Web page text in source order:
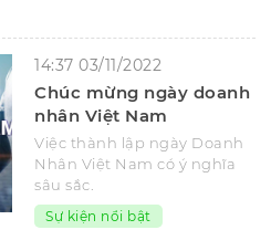
14:37 03/11/2022
Chúc mừng ngày doanh
nhân Việt Nam
Việc thành lập ngày Doanh
Nhân Việt Nam có ý nghĩa
sâu sắc.
Sự kiện nổi bật